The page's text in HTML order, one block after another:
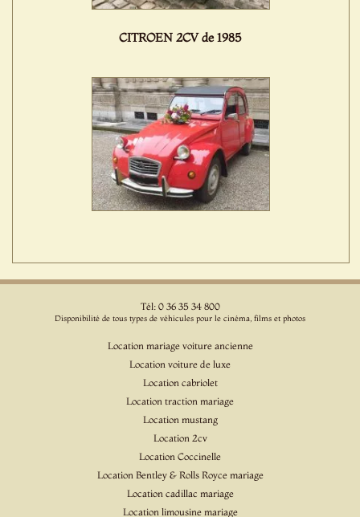
CITROEN 2CV de 1985
Tél: 0 36 35 34 800
Disponibilité de tous types de véhicules pour le cinéma, films et photos
Location mariage voiture ancienne
Location voiture de luxe
Location cabriolet
Location traction mariage
Location mustang
Location 2cv
Location Coccinelle
Location Bentley & Rolls Royce mariage
Location cadillac mariage
Location limousine mariage